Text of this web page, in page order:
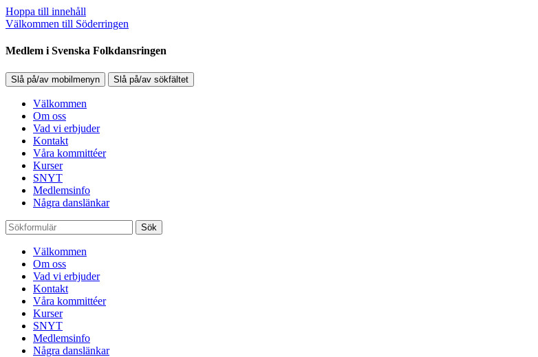
Hoppa till innehåll
Välkommen till Söderringen
Medlem i Svenska Folkdansringen
Slå på/av mobilmenyn Slå på/av sökfältet
Välkommen
Om oss
Vad vi erbjuder
Kontakt
Våra kommittéer
Kurser
SNYT
Medlemsinfo
Några danslänkar
Sök
Välkommen
Om oss
Vad vi erbjuder
Kontakt
Våra kommittéer
Kurser
SNYT
Medlemsinfo
Några danslänkar